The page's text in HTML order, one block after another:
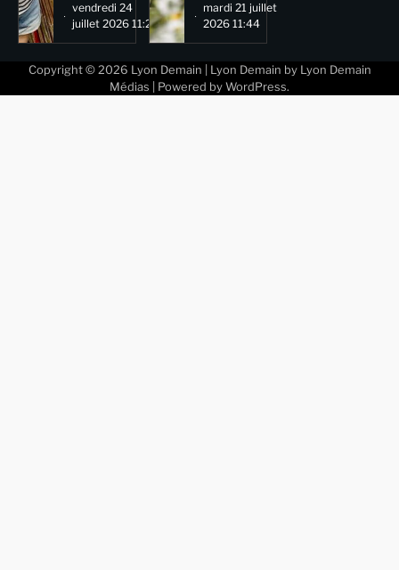
vendredi 24
juillet 2026 11:29
mardi 21 juillet
2026 11:44
Copyright © 2026 Lyon Demain | Lyon Demain by Lyon Demain
Médias | Powered by WordPress.